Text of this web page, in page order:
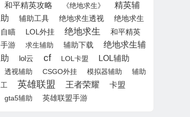
和平精英攻略 《绝地求生》
精英辅
助
辅助工具 绝地求生透视
绝地求生
自瞄
LOL外挂 绝地求生
和平精英
手游
求生辅助 辅助下载
绝地求生辅
助
lol云 cf LOL卡盟 LOL辅助
透视辅助 CSGO外挂 模拟器辅助
辅助
工
英雄联盟 王者荣耀 卡盟
gta5辅助 英雄联盟手游